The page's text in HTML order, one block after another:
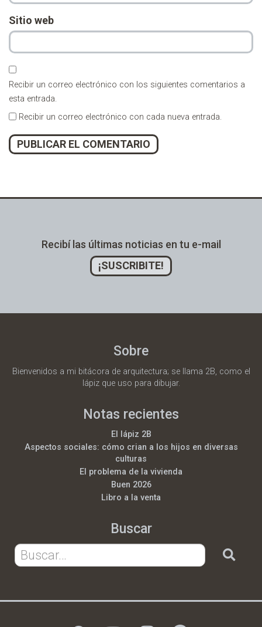
Sitio web
Recibir un correo electrónico con los siguientes comentarios a
esta entrada.
Recibir un correo electrónico con cada nueva entrada.
Recibí las últimas noticias en tu e-mail
¡SUSCRIBITE!
Sobre
Bienvenidos a mi bitácora de arquitectura; se llama 2B, como el
lápiz que uso para dibujar.
Notas recientes
El lápiz 2B
Aspectos sociales: cómo crian a los hijos en diversas
culturas
El problema de la vivienda
Buen 2026
Libro a la venta
Buscar